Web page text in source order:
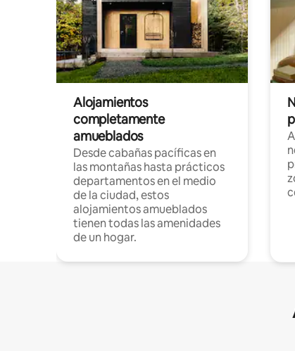
Alojamientos
completamente
amueblados
Desde cabañas pacíficas en
las montañas hasta prácticos
departamentos en el medio
de la ciudad, estos
alojamientos amueblados
tienen todas las amenidades
de un hogar.